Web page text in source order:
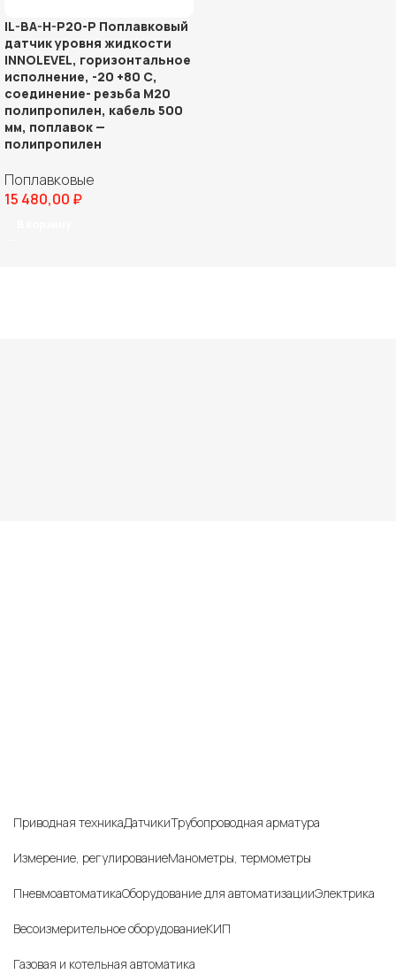
IL-BA-H-P20-P Поплавковый
датчик уровня жидкости
INNOLEVEL, горизонтальное
исполнение, -20 +80 С,
соединение- резьба М20
полипропилен, кабель 500
мм, поплавок —
полипропилен
Поплавковые
15 480,00 ₽
Приводная техникаДатчикиТрубопроводная арматура
Измерение, регулированиеМанометры, термометры
ПневмоавтоматикаОборудование для автоматизацииЭлектрика
Весоизмерительное оборудованиеКИП
Газовая и котельная автоматика